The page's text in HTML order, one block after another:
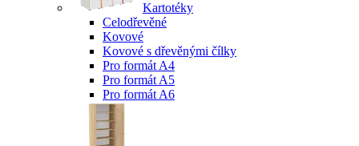
Kartotéky
Celodřevěné
Kovové
Kovové s dřevěnými čílky
Pro formát A4
Pro formát A5
Pro formát A6